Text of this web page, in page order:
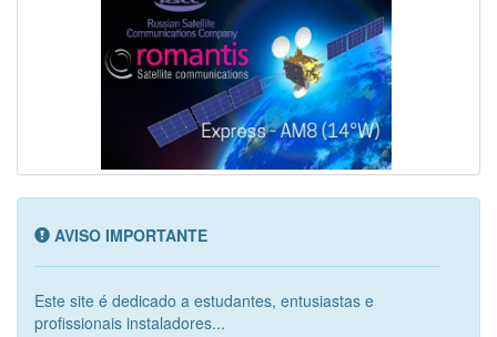
AVISO IMPORTANTE
Este site é dedicado a estudantes, entusiastas e
profissionais instaladores...